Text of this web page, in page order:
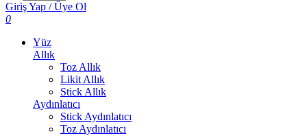
Giriş Yap / Üye Ol
0
Yüz
Allık
Toz Allık
Likit Allık
Stick Allık
Aydınlatıcı
Stick Aydınlatıcı
Toz Aydınlatıcı